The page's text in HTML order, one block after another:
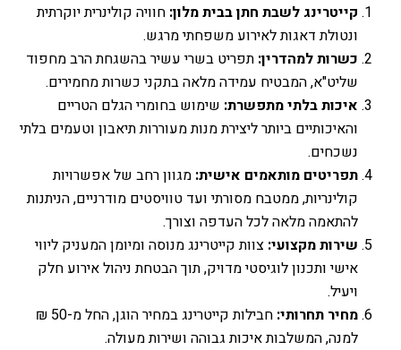
קייטרינג לשבת חתן בבית מלון: חוויה קולינרית יוקרתית
ונטולת דאגות לאירוע משפחתי מרגש.
כשרות למהדרין: תפריט בשרי עשיר בהשגחת הרב מחפוד
שליט"א, המבטיח עמידה מלאה בתקני כשרות מחמירים.
איכות בלתי מתפשרת: שימוש בחומרי הגלם הטריים
והאיכותיים ביותר ליצירת מנות מעוררות תיאבון וטעמים בלתי
נשכחים.
תפריטים מותאמים אישית: מגוון רחב של אפשרויות
קולינריות, ממטבח מסורתי ועד טוויסטים מודרניים, הניתנות
להתאמה מלאה לכל העדפה וצורך.
שירות מקצועי: צוות קייטרינג מנוסה ומיומן המעניק ליווי
אישי ותכנון לוגיסטי מדויק, תוך הבטחת ניהול אירוע חלק
ויעיל.
מחיר תחרותי:
חבילות קייטרינג במחיר הוגן, החל מ-50 ₪
למנה, המשלבות איכות גבוהה ושירות מעולה.